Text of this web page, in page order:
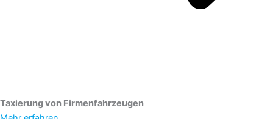
Taxierung von Firmenfahrzeugen